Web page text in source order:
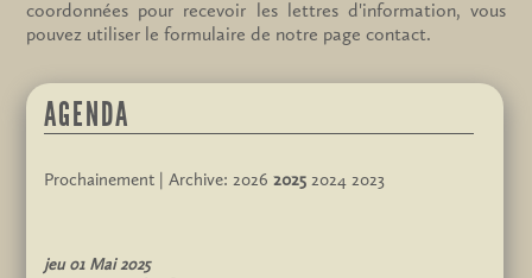
coordonnées pour recevoir les lettres d'information, vous
pouvez utiliser le formulaire de notre page contact.
AGENDA
Prochainement | Archive:2026 2025 2024 2023
jeu 01 Mai 2025